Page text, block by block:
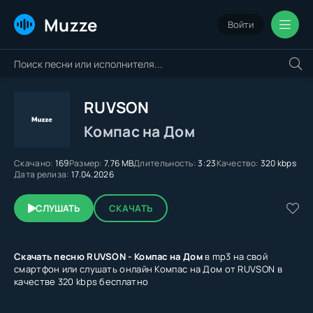
Muzze Войти
RUVSON
Компас на Дом
Скачано: 169Размер: 7.76 MBДлительность:3:23Качество: 320 kbps
Дата релиза: 17.04.2026
СЛУШАТЬ СКАЧАТЬ
Скачать песню RUVSON - Компас на Домв mp3 на свой
смартфон или слушать онлайн Компас на Дом от RUVSON в
качестве 320 kbps бесплатно